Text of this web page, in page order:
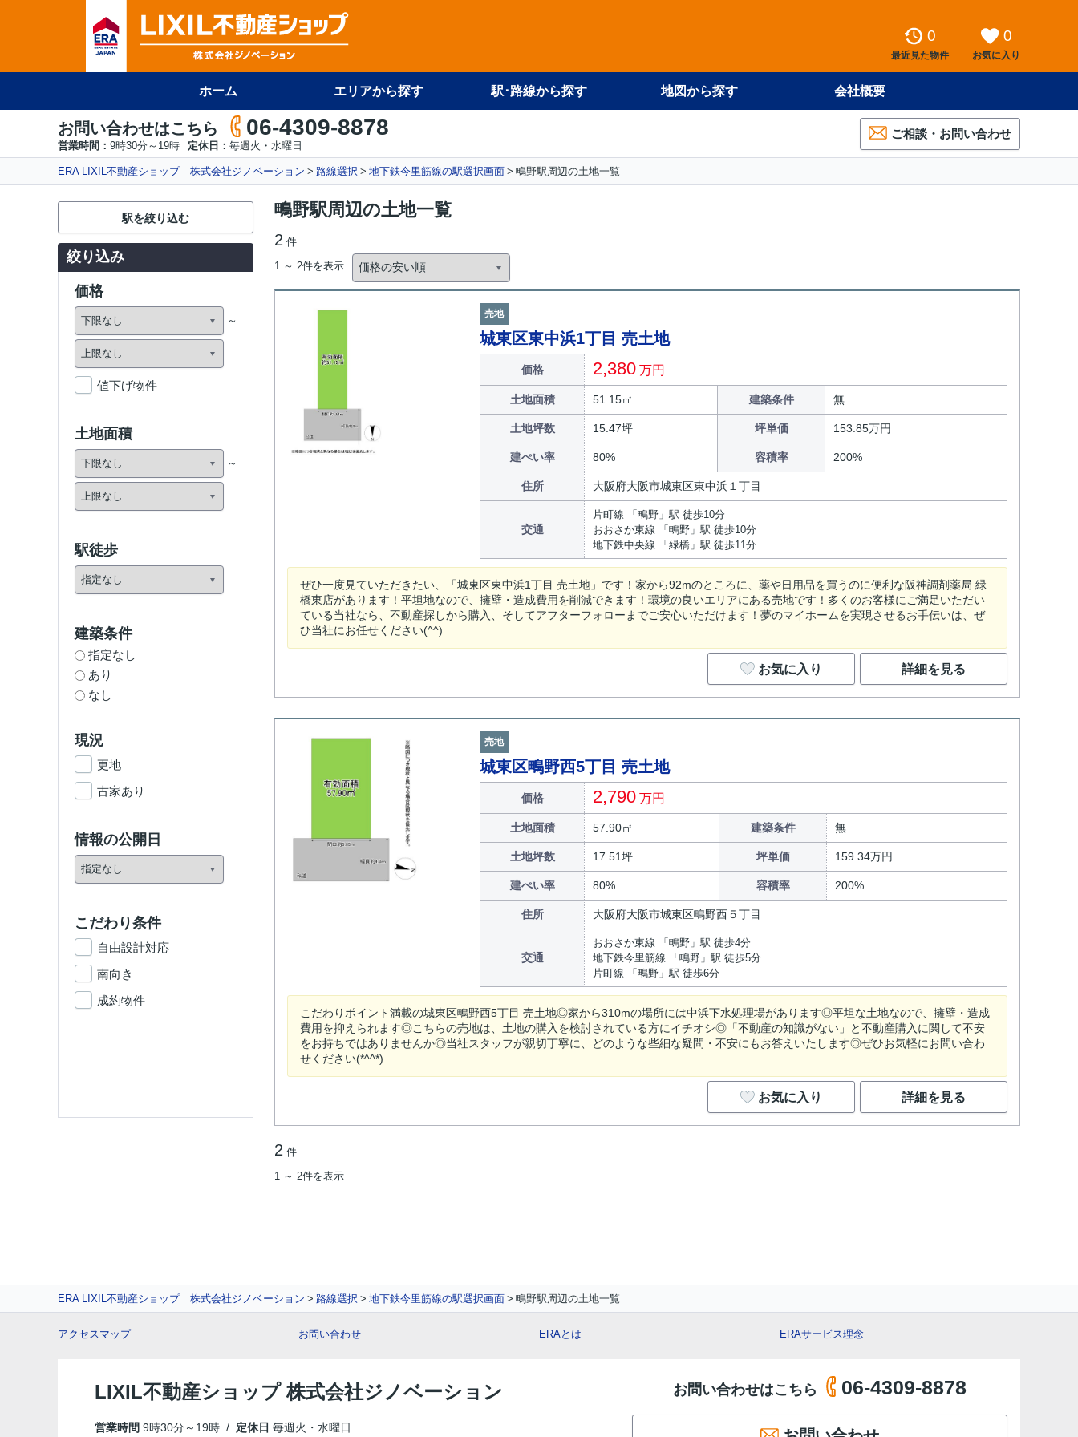
0
最近見た物件
0
お気に入り
ホーム エリアから探す 駅･路線から探す 地図から探す 会社概要
お問い合わせはこちら 06-4309-8878
営業時間： 9時30分～19時 定休日： 毎週火・水曜日
ご相談・お問い合わせ
ERA LIXIL不動産ショップ 株式会社ジノベーション 路線選択 地下鉄今里筋線の駅選択画面 鴫野駅周辺の土地一覧
鴫野駅周辺の土地一覧
2 件
1 ～ 2件を表示
売地
城東区東中浜1丁目 売土地
価格 2,380 万円
土地面積 51.15㎡ 建築条件 無
土地坪数 15.47坪 坪単価 153.85万円
建ぺい率 80% 容積率 200%
住所 大阪府大阪市城東区東中浜１丁目
交通
片町線 「鴫野」駅 徒歩10分
おおさか東線 「鴫野」駅 徒歩10分
地下鉄中央線 「緑橋」駅 徒歩11分
ぜひ一度見ていただきたい、「城東区東中浜1丁目 売土地」です！家から92mのところに、薬や日用品を買うのに便利な阪神調剤薬局 緑
橋東店があります！平坦地なので、擁壁・造成費用を削減できます！環境の良いエリアにある売地です！多くのお客様にご満足いただい
ている当社なら、不動産探しから購入、そしてアフターフォローまでご安心いただけます！夢のマイホームを実現させるお手伝いは、ぜ
ひ当社にお任せください(^^)
お気に入り 詳細を見る
売地
城東区鴫野西5丁目 売土地
価格 2,790 万円
土地面積 57.90㎡ 建築条件 無
土地坪数 17.51坪 坪単価 159.34万円
建ぺい率 80% 容積率 200%
住所 大阪府大阪市城東区鴫野西５丁目
交通
おおさか東線 「鴫野」駅 徒歩4分
地下鉄今里筋線 「鴫野」駅 徒歩5分
片町線 「鴫野」駅 徒歩6分
こだわりポイント満載の城東区鴫野西5丁目 売土地◎家から310mの場所には中浜下水処理場があります◎平坦な土地なので、擁壁・造成
費用を抑えられます◎こちらの売地は、土地の購入を検討されている方にイチオシ◎「不動産の知識がない」と不動産購入に関して不安
をお持ちではありませんか◎当社スタッフが親切丁寧に、どのような些細な疑問・不安にもお答えいたします◎ぜひお気軽にお問い合わ
せください(*^^*)
お気に入り 詳細を見る
2 件
1 ～ 2件を表示
駅を絞り込む
絞り込み
価格
値下げ物件
土地面積
駅徒歩
建築条件
指定なし
あり
なし
現況
更地
古家あり
情報の公開日
こだわり条件
自由設計対応
南向き
成約物件
ERA LIXIL不動産ショップ 株式会社ジノベーション 路線選択 地下鉄今里筋線の駅選択画面 鴫野駅周辺の土地一覧
アクセスマップ お問い合わせ ERAとは ERAサービス理念
LIXIL不動産ショップ 株式会社ジノベーション
営業時間 9時30分～19時 / 定休日 毎週火・水曜日
お問い合わせはこちら 06-4309-8878